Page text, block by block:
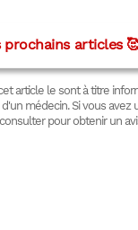
prochains articles
article le sont à titre
médecin. Si vous avez
pour obtenir un